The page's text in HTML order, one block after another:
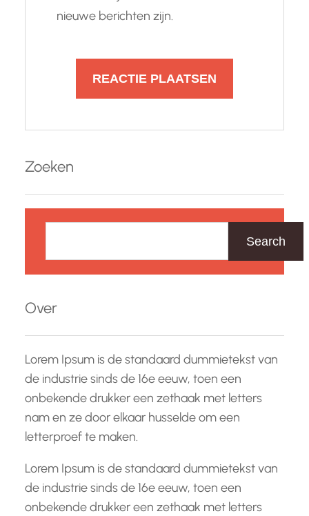
nieuwe berichten zijn.
Zoeken
k
n
Search
Over
Lorem Ipsum is de standaard dummietekst van
de industrie sinds de 16e eeuw, toen een
onbekende drukker een zethaak met letters
nam en ze door elkaar husselde om een
letterproef te maken.
Lorem Ipsum is de standaard dummietekst van
de industrie sinds de 16e eeuw, toen een
onbekende drukker een zethaak met letters